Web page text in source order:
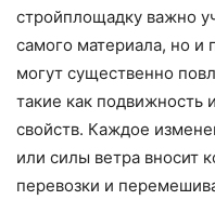
стройплощадку важно
самого материала, но и
могут существенно
такие как подвижность
свойств. Каждое
или силы ветра вносит
перевозки и